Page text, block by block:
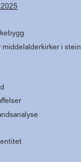
middelalderkirker i stein